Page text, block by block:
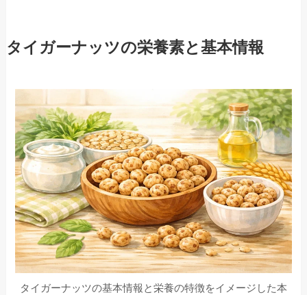
タイガーナッツの栄養素と基本情報
タイガーナッツの基本情報と栄養の特徴をイメージした本